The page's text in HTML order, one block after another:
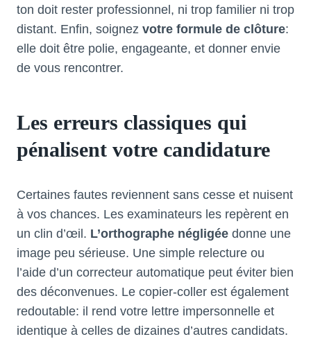
ton doit rester professionnel, ni trop familier ni trop
distant. Enfin, soignez votre formule de clôture:
elle doit être polie, engageante, et donner envie
de vous rencontrer.
Les erreurs classiques qui
pénalisent votre candidature
Certaines fautes reviennent sans cesse et nuisent
à vos chances. Les examinateurs les repèrent en
un clin d’œil. L’orthographe négligée donne une
image peu sérieuse. Une simple relecture ou
l’aide d’un correcteur automatique peut éviter bien
des déconvenues. Le copier-coller est également
redoutable: il rend votre lettre impersonnelle et
identique à celles de dizaines d’autres candidats.